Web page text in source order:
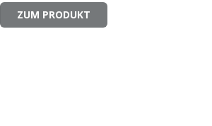
ZUM PRODUKT